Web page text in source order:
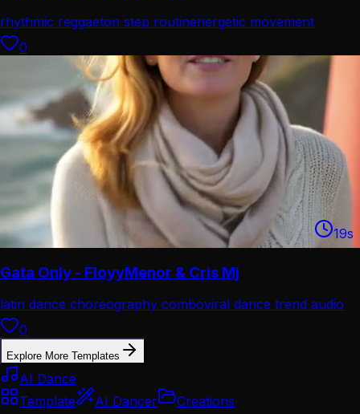
rhythmic reggaeton step routinenergetic movement
choreograp
0
19s
Gata Only - FloyyMenor & Cris Mj
latin dance choreography comboviral dance trend audio
0
Explore More Templates
AI Dance
Template
AI Dancer Creations